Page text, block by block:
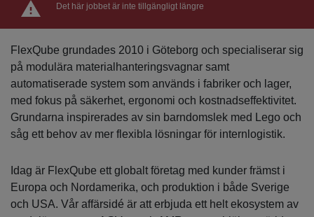
Det här jobbet är inte tillgängligt längre
FlexQube grundades 2010 i Göteborg och specialiserar sig
på modulära materialhanteringsvagnar samt
automatiserade system som används i fabriker och lager,
med fokus på säkerhet, ergonomi och kostnadseffektivitet.
Grundarna inspirerades av sin barndomslek med Lego och
såg ett behov av mer flexibla lösningar för internlogistik.
Idag är FlexQube ett globalt företag med kunder främst i
Europa och Nordamerika, och produktion i både Sverige
och USA. Vår affärsidé är att erbjuda ett helt ekosystem av